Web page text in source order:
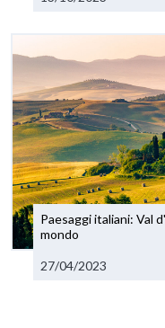
Paesaggi italiani: Val
mondo
27/04/2023